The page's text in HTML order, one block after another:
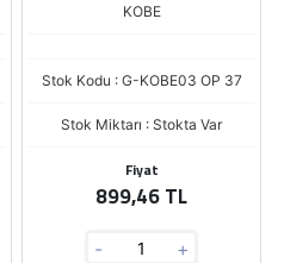
KOBE
Stok Kodu : G-KOBE03 OP 37
Stok Miktarı : Stokta Var
Fiyat
899,46 TL
- +